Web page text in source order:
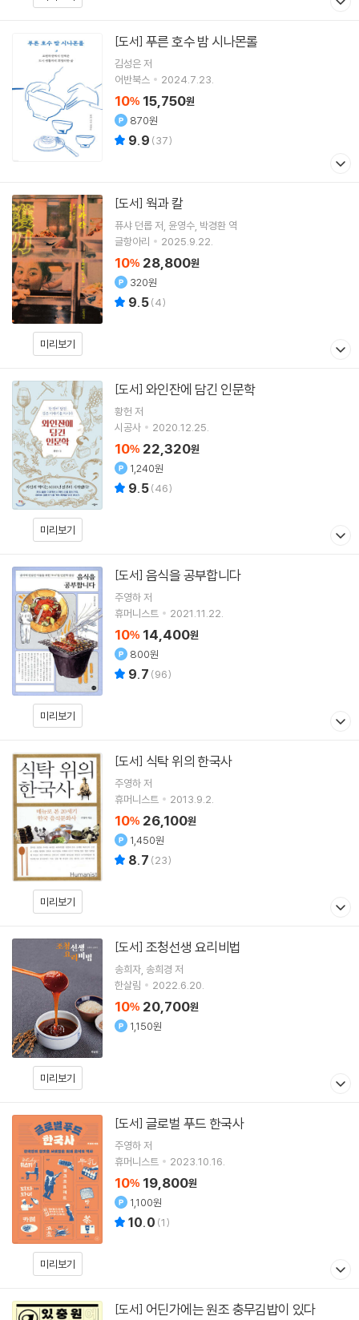
[도서] 푸른 호수 밤 시나몬롤
김성은저
어반북스
2024.7.23.
10% 15,750원
870원
9.9 (37)
미리보기
[도서] 웍과 칼
퓨샤 던롭저 윤영수 박경환 역
글항아리
2025.9.22.
10% 28,800원
320원
9.5(4)
미리보기
[도서] 와인잔에 담긴 인문학
황헌 저
시공사
2020.12.25.
10% 22,320원
1,240원
9.5(46)
미리보기
[도서] 음식을 공부합니다
주영하저
휴머니스트
2021.11.22.
10% 14,400원
800원
9.7 (96)
미리보기
[도서] 식탁 위의 한국사
주영하저
휴머니스트
2013.9.2.
10% 26,100원
1,450원
8.7 (23)
미리보기
[도서] 조청선생 요리비법
송희자 송희경 저
한살림
2022.6.20.
10% 20,700원
1,150원
미리보기
[도서] 글로벌 푸드 한국사
주영하저
휴머니스트
2023.10.16.
10% 19,800원
1,100원
10.0 (1)
[도서] 어딘가에는 원조 충무김밥이 있다